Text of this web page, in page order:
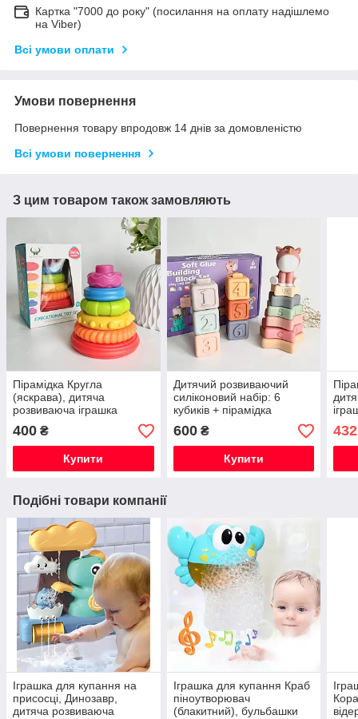
Картка "7000 до року" (посилання на оплату надішлемо
на Viber)
Всі умови оплати
Умови повернення
Повернення товару впродовж 14 днів за домовленістю
Всі умови повернення
З цим товаром також замовляють
Пірамідка Кругла
(яскрава), дитяча
розвиваюча іграшка
сенсорна
400 ₴
Купити
Дитячий розвиваючий
силіконовий набір: 6
кубиків + пірамідка
єдиноріг, іграшка на рік, на
хрестини
600₴
Купити
432
Подібні товари компанії
Іграшка для купання на
присосці, Динозавр,
дитяча розвиваюча
Іграшка для купання Краб
піноутворювач
(блакитний), бульбашки